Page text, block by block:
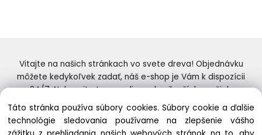
Vitajte na našich stránkach vo svete dreva! Objednávku
môžete kedykoľvek zadať, náš e-shop je Vám k dispozícii
24/7. Nakupujte tovar online od najlepších značiek.
Skvelý výber a ceny. Tiež si nenechajte ujsť naše
prebiehajúce ponuky! Prajeme Vám príjemné nakupovanie.
Táto stránka používa súbory cookies. Súbory cookie a ďalšie
technológie sledovania používame na zlepšenie vášho